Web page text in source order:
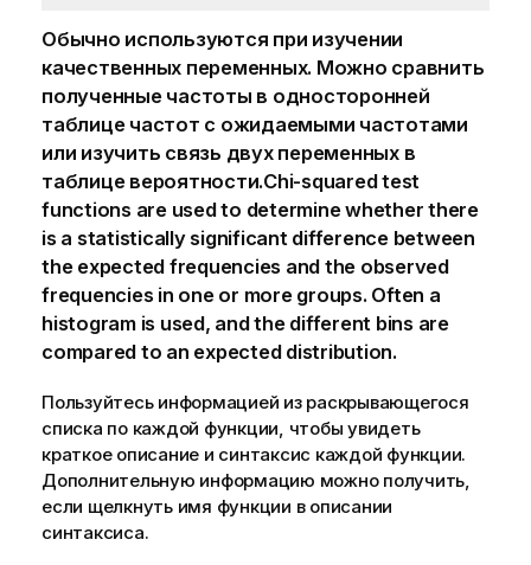
Обычно используются при изучении
качественных переменных. Можно сравнить
полученные частоты в односторонней
таблице частот с ожидаемыми частотами
или изучить связь двух переменных в
таблице вероятности.Chi-squared test
functions are used to determine whether there
is a statistically significant difference between
the expected frequencies and the observed
frequencies in one or more groups. Often a
histogram is used, and the different bins are
compared to an expected distribution.
Пользуйтесь информацией из раскрывающегося
списка по каждой функции, чтобы увидеть
краткое описание и синтаксис каждой функции.
Дополнительную информацию можно получить,
если щелкнуть имя функции в описании
синтаксиса.